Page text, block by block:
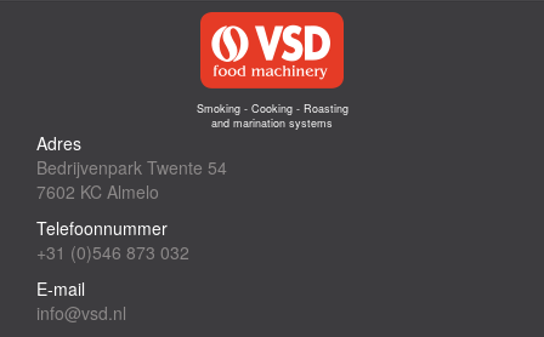
Smoking - Cooking - Roasting
and marination systems
Adres
Bedrijvenpark Twente 54
7602 KC Almelo
Telefoonnummer
+31 (0)546 873 032
E-mail
info@vsd.nl